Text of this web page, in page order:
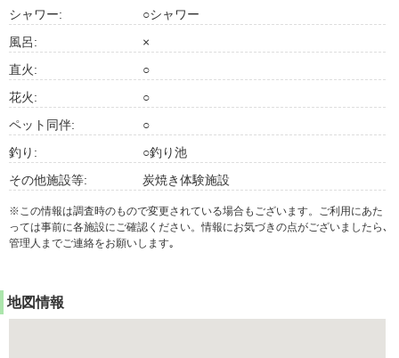
シャワー:
○シャワー
風呂:
×
直火:
○
花火:
○
ペット同伴:
○
釣り:
○釣り池
その他施設等:
炭焼き体験施設
※この情報は調査時のもので変更されている場合もございます。ご利用にあた
っては事前に各施設にご確認ください。情報にお気づきの点がございましたら､
管理人までご連絡をお願いします｡
地図情報